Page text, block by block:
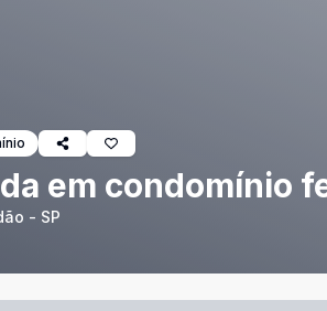
em condomínio
- SP